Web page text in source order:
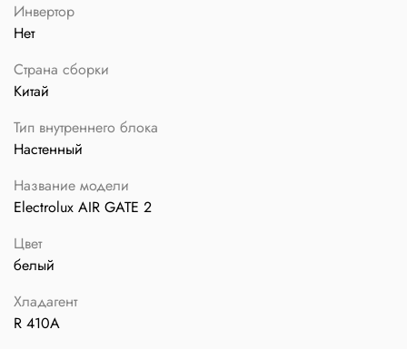
Инвертор
Нет
Страна сборки
Китай
Тип внутреннего блока
Настенный
Название модели
Electrolux AIR GATE 2
Цвет
белый
Хладагент
R 410A